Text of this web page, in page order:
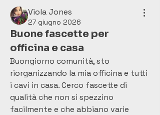
Viola Jones
27 giugno 2026
Buone fascette per
officina e casa
Buongiorno comunità, sto
riorganizzando la mia officina e tutti
i cavi in casa. Cerco fascette di
qualità che non si spezzino
facilmente e che abbiano varie